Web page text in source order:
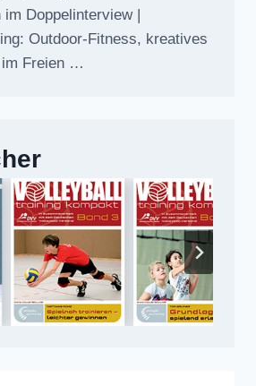
im Doppelinterview |
Outdoor-Fitness, kreatives
Freien …